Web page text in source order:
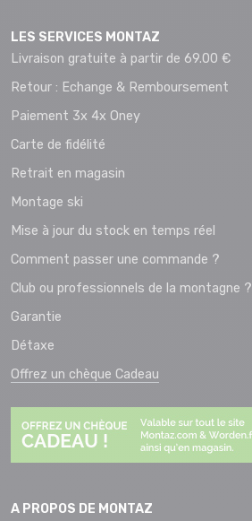
LES SERVICES MONTAZ
Livraison gratuite à partir de 69.00 €
Retour : Echange & Remboursement
Paiement 3x 4x Oney
Carte de fidélité
Retrait en magasin
Montage ski
Mise à jour du stock en temps réel
Comment passer une commande ?
Club ou professionnels de la montagne ?
Garantie
Détaxe
Offrez un chèque Cadeau
A PROPOS DE MONTAZ